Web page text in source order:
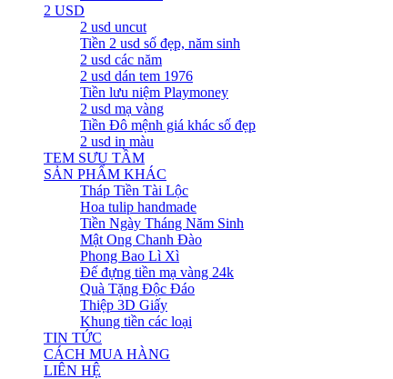
2 USD
2 usd uncut
Tiền 2 usd số đẹp, năm sinh
2 usd các năm
2 usd dán tem 1976
Tiền lưu niệm Playmoney
2 usd mạ vàng
Tiền Đô mệnh giá khác số đẹp
2 usd in màu
TEM SƯU TẦM
SẢN PHẨM KHÁC
Tháp Tiền Tài Lộc
Hoa tulip handmade
Tiền Ngày Tháng Năm Sinh
Mật Ong Chanh Đào
Phong Bao Lì Xì
Đế đựng tiền mạ vàng 24k
Quà Tặng Độc Đáo
Thiệp 3D Giấy
Khung tiền các loại
TIN TỨC
CÁCH MUA HÀNG
LIÊN HỆ